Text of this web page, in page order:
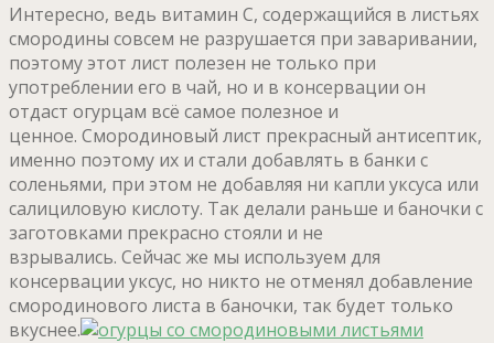
Интересно, ведь витамин С, содержащийся в листьях
смородины совсем не разрушается при заваривании,
поэтому этот лист полезен не только при
употреблении его в чай, но и в консервации он
отдаст огурцам всё самое полезное и
ценное. Смородиновый лист прекрасный антисептик,
именно поэтому их и стали добавлять в банки с
соленьями, при этом не добавляя ни капли уксуса или
салициловую кислоту. Так делали раньше и баночки с
заготовками прекрасно стояли и не
взрывались. Сейчас же мы используем для
консервации уксус, но никто не отменял добавление
смородинового листа в баночки, так будет только
вкуснее.